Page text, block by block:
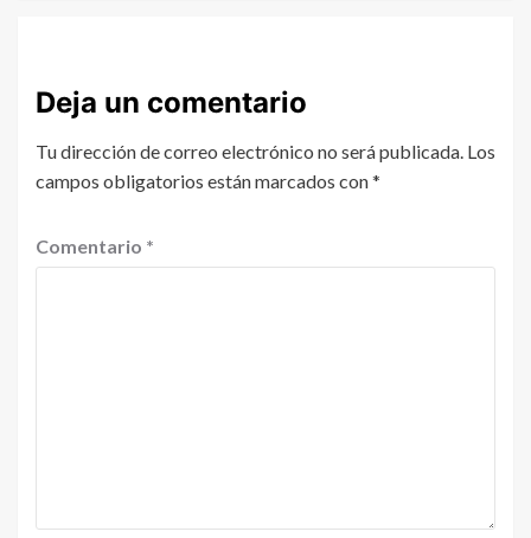
Deja un comentario
Tu dirección de correo electrónico no será publicada. Los
campos obligatorios están marcados con*
Comentario *